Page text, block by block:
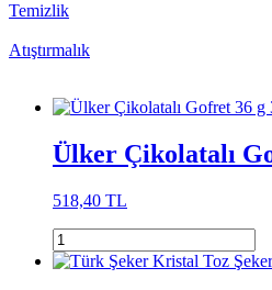
Temizlik
Atıştırmalık
Ülker Çikolatalı
518,40 TL